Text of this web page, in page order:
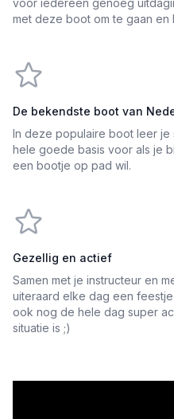
met deze boot om te gaan
De bekendste boot van
In deze populaire boot leer
hele goede basis voor als je
een bootje op pad wil.
Gezellig en actief
Samen met je instructeur en
uiteraard elke dag een
ook nog de hele dag super
situatie is ;)